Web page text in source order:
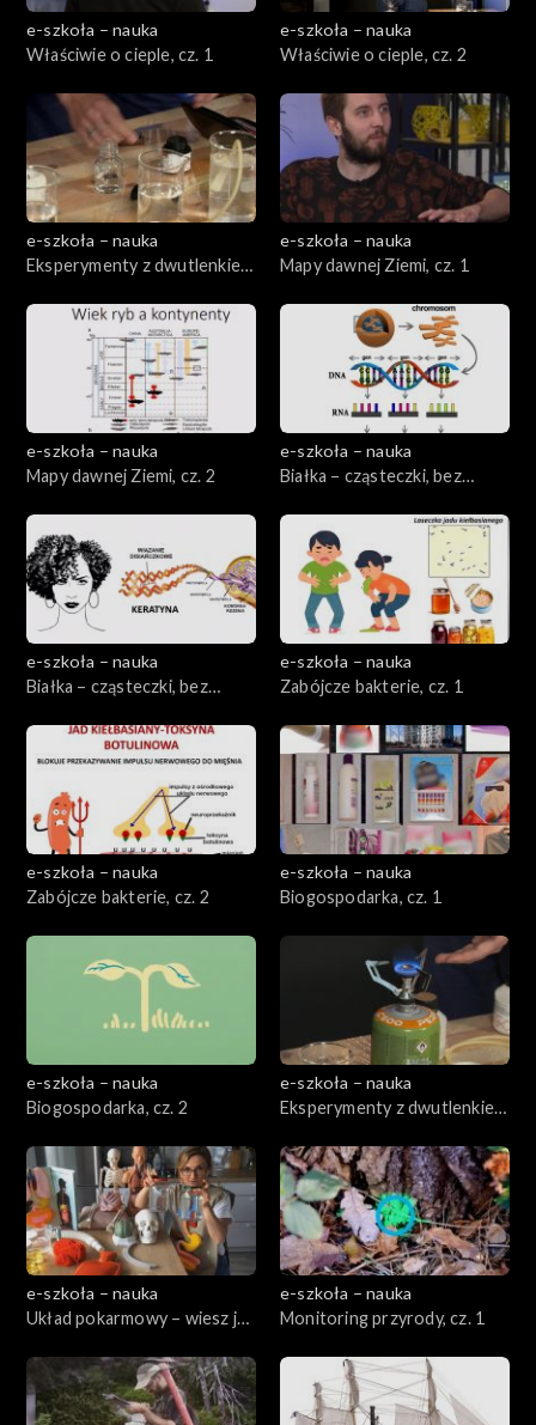
e-szkoła – nauka
Właściwie o cieple, cz. 1
e-szkoła – nauka
Właściwie o cieple, cz. 2
e-szkoła – nauka
Eksperymenty z dwutlenkiem
e-szkoła – nauka
Mapy dawnej Ziemi, cz. 1
e-szkoła – nauka
Mapy dawnej Ziemi, cz. 2
e-szkoła – nauka
Białka – cząsteczki, bez
e-szkoła – nauka
Białka – cząsteczki, bez
e-szkoła – nauka
Zabójcze bakterie, cz. 1
e-szkoła – nauka
Zabójcze bakterie, cz. 2
e-szkoła – nauka
Biogospodarka, cz. 1
e-szkoła – nauka
Biogospodarka, cz. 2
e-szkoła – nauka
Eksperymenty z dwutlenkiem
e-szkoła – nauka
Układ pokarmowy – wiesz jak
e-szkoła – nauka
Monitoring przyrody, cz. 1